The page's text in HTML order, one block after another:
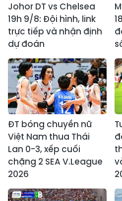
Johor DT vs Chelsea
19h 9/8: Đội hình, link
trực tiếp và nhận định
dự đoán
ĐT bóng chuyền nữ
Việt Nam thua Thái
Lan 0-3, xếp cuối
chặng 2 SEA V.League
2026